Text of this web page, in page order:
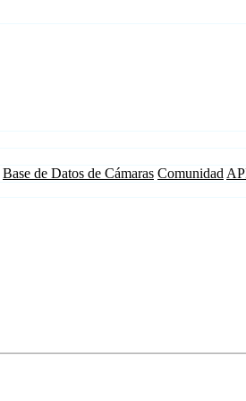
Base de Datos de Cámaras Comunidad